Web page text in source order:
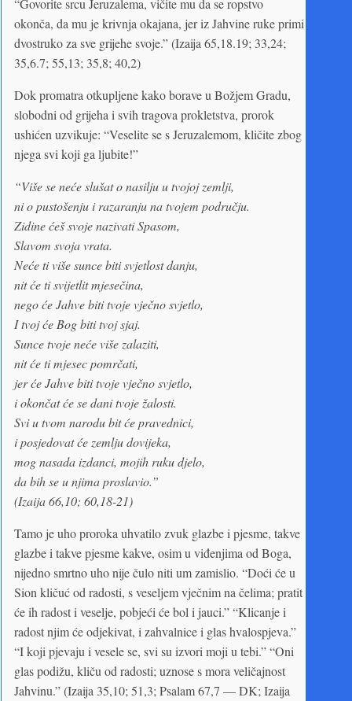
“Govorite srcu Jeruzalema, vičite mu da se ropstvo
okonča, da mu je krivnja okajana, jer iz Jahvine ruke primi
dvostruko za sve grijehe svoje.” (Izaija 65,18.19; 33,24;
35,6.7; 55,13; 35,8; 40,2)
Dok promatra otkupljene kako borave u Božjem Gradu,
slobodni od grijeha i svih tragova prokletstva, prorok
ushićen uzvikuje: “Veselite se s Jeruzalemom, kličite zbog
njega svi koji ga ljubite!”
“Više se neće slušat o nasilju u tvojoj zemlji,
ni o pustošenju i razaranju na tvojem području.
Zidine ćeš svoje nazivati Spasom,
Slavom svoja vrata.
Neće ti više sunce biti svjetlost danju,
nit će ti svijetlit mjesečina,
nego će Jahve biti tvoje vječno svjetlo,
I tvoj će Bog biti tvoj sjaj.
Sunce tvoje neće više zalaziti,
nit će ti mjesec pomrčati,
jer će Jahve biti tvoje vječno svjetlo,
i okončat će se dani tvoje žalosti.
Svi u tvom narodu bit će pravednici,
i posjedovat će zemlju dovijeka,
mog nasada izdanci, mojih ruku djelo,
da bih se u njima proslavio.”
(Izaija 66,10; 60,18-21)
Tamo je uho proroka uhvatilo zvuk glazbe i pjesme, takve
glazbe i takve pjesme kakve, osim u viđenjima od Boga,
nijedno smrtno uho nije čulo niti um zamislio. “Doći će u
Sion kličuć od radosti, s veseljem vječnim na čelima; pratit
će ih radost i veselje, pobjeći će bol i jauci.” “Klicanje i
radost njim će odjekivat, i zahvalnice i glas hvalospjeva.”
“I koji pjevaju i vesele se, svi su izvori moji u tebi.” “Oni
glas podižu, kliču od radosti; uznose s mora veličajnost
Jahvinu.” (Izaija 35,10; 51,3; Psalam 67,7 — DK; Izaija